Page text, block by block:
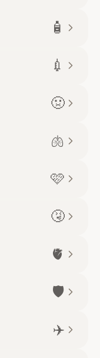
🧴
💉
🤢
🫁
🩷
🤧
🫀
🛡️
✈️